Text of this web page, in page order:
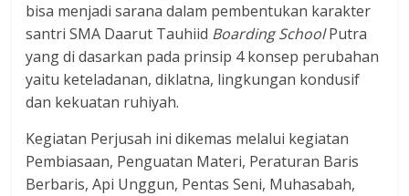
bisa menjadi sarana dalam pembentukan karakter
santri SMA Daarut Tauhiid Boarding SchoolPutra
yang di dasarkan pada prinsip 4 konsep perubahan
yaitu keteladanan, diklatna, lingkungan kondusif
dan kekuatan ruhiyah.
Kegiatan Perjusah ini dikemas melalui kegiatan
Pembiasaan, Penguatan Materi, Peraturan Baris
Berbaris, Api Unggun, Pentas Seni, Muhasabah,